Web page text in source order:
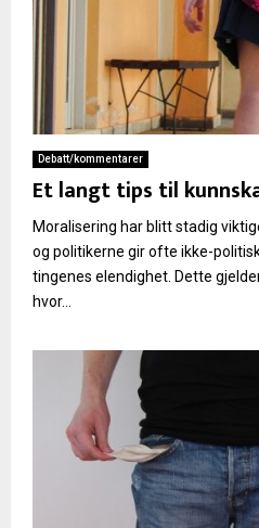
Debatt/kommentarer
Et langt tips til
Moralisering har blitt stadig
og politikerne gir ofte ikke-
tingenes elendighet. Dette
hvor...